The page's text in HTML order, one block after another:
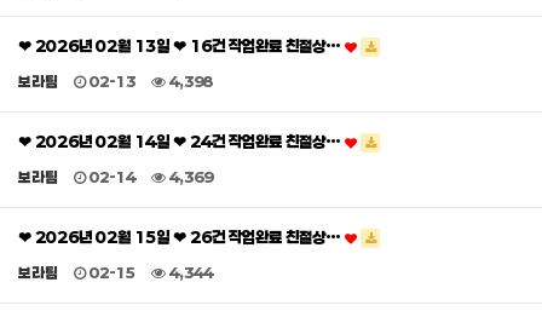
❤ 2026년 02월 13일 ❤ 16건 작업완료 친절상…
보라팀 02-13 4,398
❤ 2026년 02월 14일 ❤ 24건 작업완료 친절상…
보라팀 02-14 4,369
❤ 2026년 02월 15일 ❤ 26건 작업완료 친절상…
보라팀 02-15 4,344